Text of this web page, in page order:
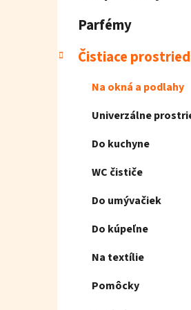
Parfémy
Čistiace
Na okná a podlahy
Univerzálne
Do kuchyne
WC čističe
Do umývačiek
Do kúpeľne
Na textílie
Pomôcky